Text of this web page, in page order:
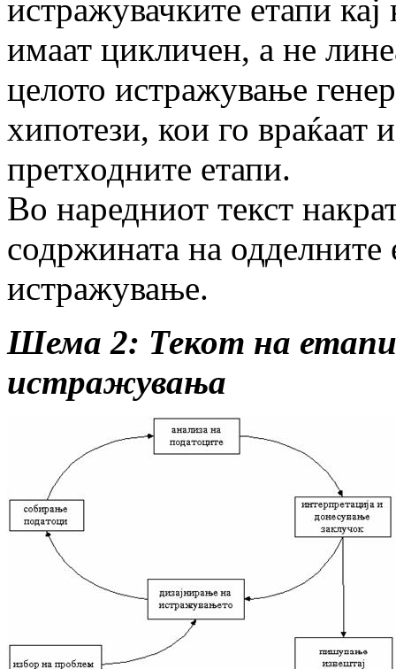
истражувачките етапи
имаат цикличен, а не
целото истражување
хипотези, кои го враќаат
претходните етапи.
Во наредниот текст
содржината на одделните
истражување.
Шема 2: Текот на
истражувања